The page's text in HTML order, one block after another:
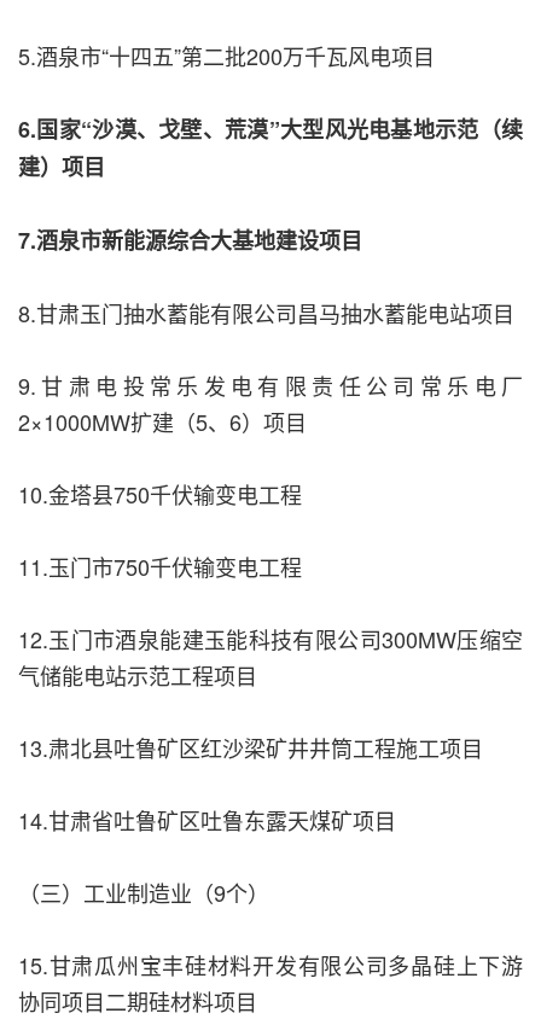
5.酒泉市“十四五”第二批200万千瓦风电项目
6.国家“沙漠、戈壁、荒漠”大型风光电基地示范（续
建）项目
7.酒泉市新能源综合大基地建设项目
8.甘肃玉门抽水蓄能有限公司昌马抽水蓄能电站项目
9.甘肃电投常乐发电有限责任公司常乐电厂
2×1000MW扩建（5、6）项目
10.金塔县750千伏输变电工程
11.玉门市750千伏输变电工程
12.玉门市酒泉能建玉能科技有限公司300MW压缩空
气储能电站示范工程项目
13.肃北县吐鲁矿区红沙梁矿井井筒工程施工项目
14.甘肃省吐鲁矿区吐鲁东露天煤矿项目
（三）工业制造业（9个）
15.甘肃瓜州宝丰硅材料开发有限公司多晶硅上下游
协同项目二期硅材料项目